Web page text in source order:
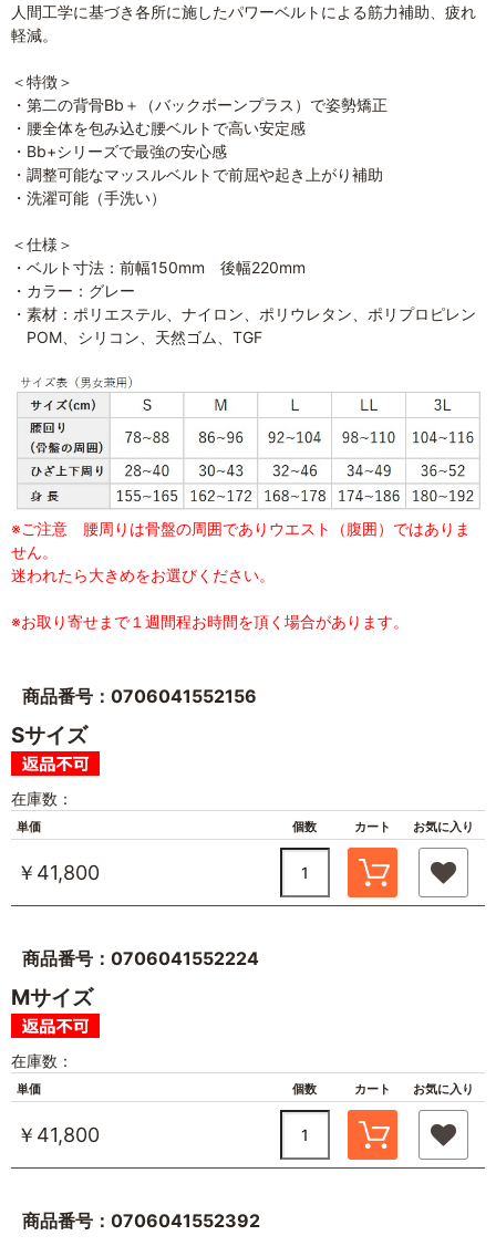
人間工学に基づき各所に施したパワーベルトによる筋力補助、疲れ
軽減。
＜特徴＞
・第二の背骨Bb＋（バックボーンプラス）で姿勢矯正
・腰全体を包み込む腰ベルトで高い安定感
・Bb+シリーズで最強の安心感
・調整可能なマッスルベルトで前屈や起き上がり補助
・洗濯可能（手洗い）
＜仕様＞
・ベルト寸法：前幅150mm 後幅220mm
・カラー：グレー
・素材：ポリエステル、ナイロン、ポリウレタン、ポリプロピレン
POM、シリコン、天然ゴム、TGF
※ご注意 腰周りは骨盤の周囲でありウエスト（腹囲）ではありま
せん。
迷われたら大きめをお選びください。
※お取り寄せまで１週間程お時間を頂く場合があります。
商品番号：0706041552156
Sサイズ
在庫数：
単価 個数 カート お気に入り
￥41,800
商品番号：0706041552224
Mサイズ
在庫数：
単価 個数 カート お気に入り
￥41,800
商品番号：0706041552392